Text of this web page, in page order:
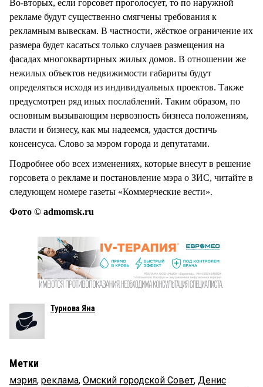
Во-вторых, если горсовет проголосует, то по наружной
рекламе будут существенно смягчены требования к
рекламным вывескам. В частности, жёсткое ограничение их
размера будет касаться только случаев размещения на
фасадах многоквартирных жилых домов. В отношении же
нежилых объектов недвижимости габариты будут
определяться исходя из индивидуальных проектов. Также
предусмотрен ряд иных послаблений. Таким образом, по
основным вызывающим нервозность бизнеса положениям,
власти и бизнесу, как мы надеемся, удастся достичь
консенсуса. Слово за мэром города и депутатами.
Подробнее обо всех изменениях, которые внесут в решение
горсовета о рекламе и постановление мэра о ЗИС, читайте в
следующем номере газеты «Коммерческие вести».
Фото © admomsk.ru
Турнова Яна
Метки
мэрия, реклама, Омский городской Совет, Денис